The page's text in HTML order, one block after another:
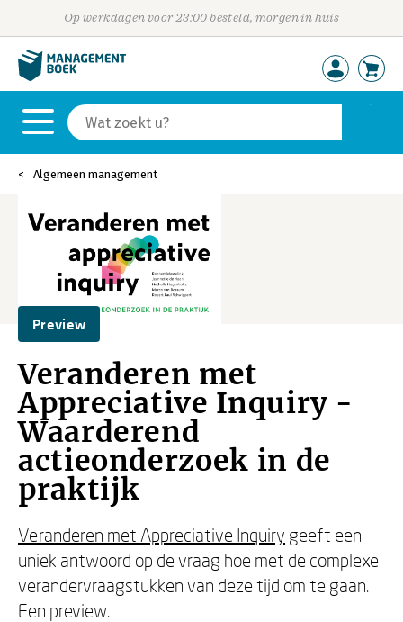
Op werkdagen voor 23:00 besteld, morgen in huis
Algemeen management
Preview
Veranderen met
Appreciative Inquiry -
Waarderend
actieonderzoek in de
praktijk
Veranderen met Appreciative Inquiry geeft een
uniek antwoord op de vraag hoe met de complexe
verandervraagstukken van deze tijd om te gaan.
Een preview.